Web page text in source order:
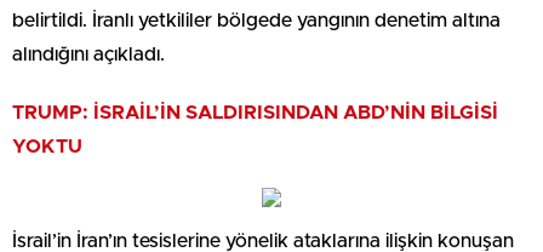
belirtildi. İranlı yetkililer bölgede yangının denetim altına
alındığını açıkladı.
TRUMP: İSRAİL’İN SALDIRISINDAN ABD’NİN BİLGİSİ
YOKTU
İsrail’in İran’ın tesislerine yönelik ataklarına ilişkin konuşan